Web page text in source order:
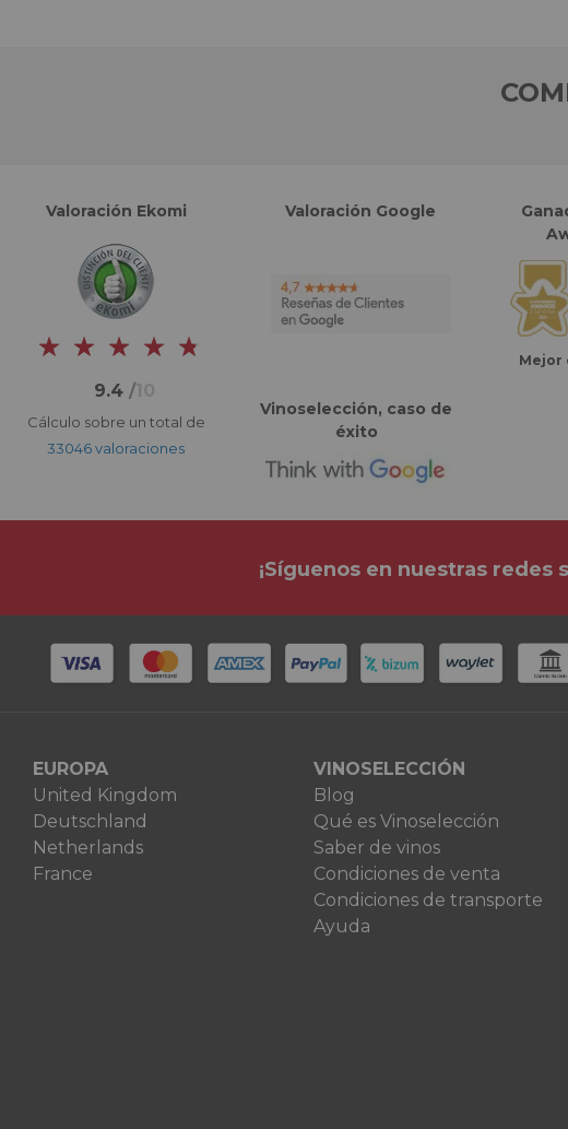
Valoración Ekomi
9.4 /10
Cálculo sobre un total de
33046 valoraciones
Valoración Google
Vinoselección, caso de
éxito
Mejor
¡Síguenos en nuestras redes
EUROPA
United Kingdom
Deutschland
Netherlands
France
VINOSELECCIÓN
Blog
Qué es Vinoselección
Saber de vinos
Condiciones de venta
Condiciones de transporte
Ayuda